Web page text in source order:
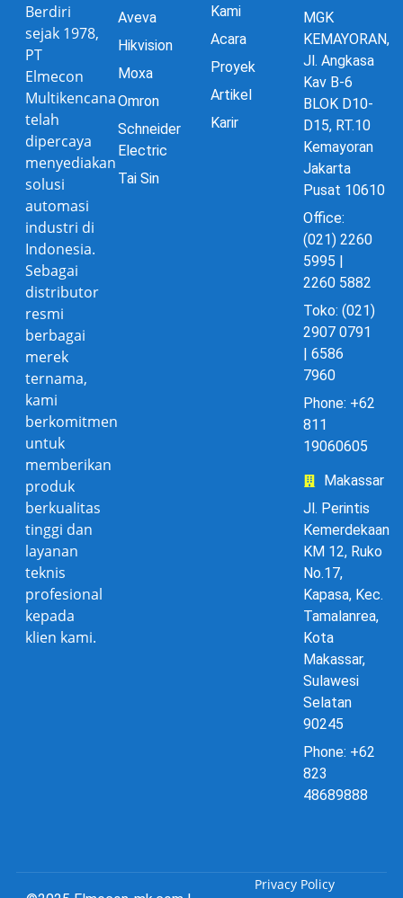
Berdiri
sejak 1978,
PT
Elmecon
Multikencana
telah
dipercaya
menyediakan
solusi
automasi
industri di
Indonesia.
Sebagai
distributor
resmi
berbagai
merek
ternama,
kami
berkomitmen
untuk
memberikan
produk
berkualitas
tinggi dan
layanan
teknis
profesional
kepada
klien kami.
Aveva
Hikvision
Moxa
Omron
Schneider
Electric
Tai Sin
Kami
Acara
Proyek
Artikel
Karir
MGK
KEMAYORAN,
Jl. Angkasa
Kav B-6
BLOK D10-
D15, RT.10
Kemayoran
Jakarta
Pusat 10610
Office:
(021) 2260
5995 |
2260 5882
Toko: (021)
2907 0791
| 6586
7960
Phone: +62
811
19060605
Makassar
Jl. Perintis
Kemerdekaan
KM 12, Ruko
No.17,
Kapasa, Kec.
Tamalanrea,
Kota
Makassar,
Sulawesi
Selatan
90245
Phone: +62
823
48689888
Privacy Policy